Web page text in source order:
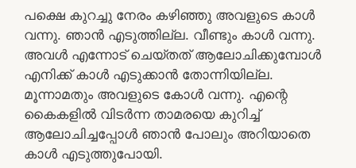
പക്ഷെ കുറച്ചു നേരം കഴിഞ്ഞു അവളുടെ കാൾ
വന്നു. ഞാൻ എടുത്തില്ല. വീണ്ടും കാൾ വന്നു.
അവൾ എന്നോട് ചെയ്തത് ആലോചിക്കുമ്പോൾ
എനിക്ക് കാൾ എടുക്കാൻ തോന്നിയില്ല.
മൂന്നാമതും അവളുടെ കോൾ വന്നു. എന്റെ
കൈകളിൽ വിടർന്ന താമരയെ കുറിച്ച്
ആലോചിച്ചപ്പോൾ ഞാൻ പോലും അറിയാതെ
കാൾ എടുത്തുപോയി.